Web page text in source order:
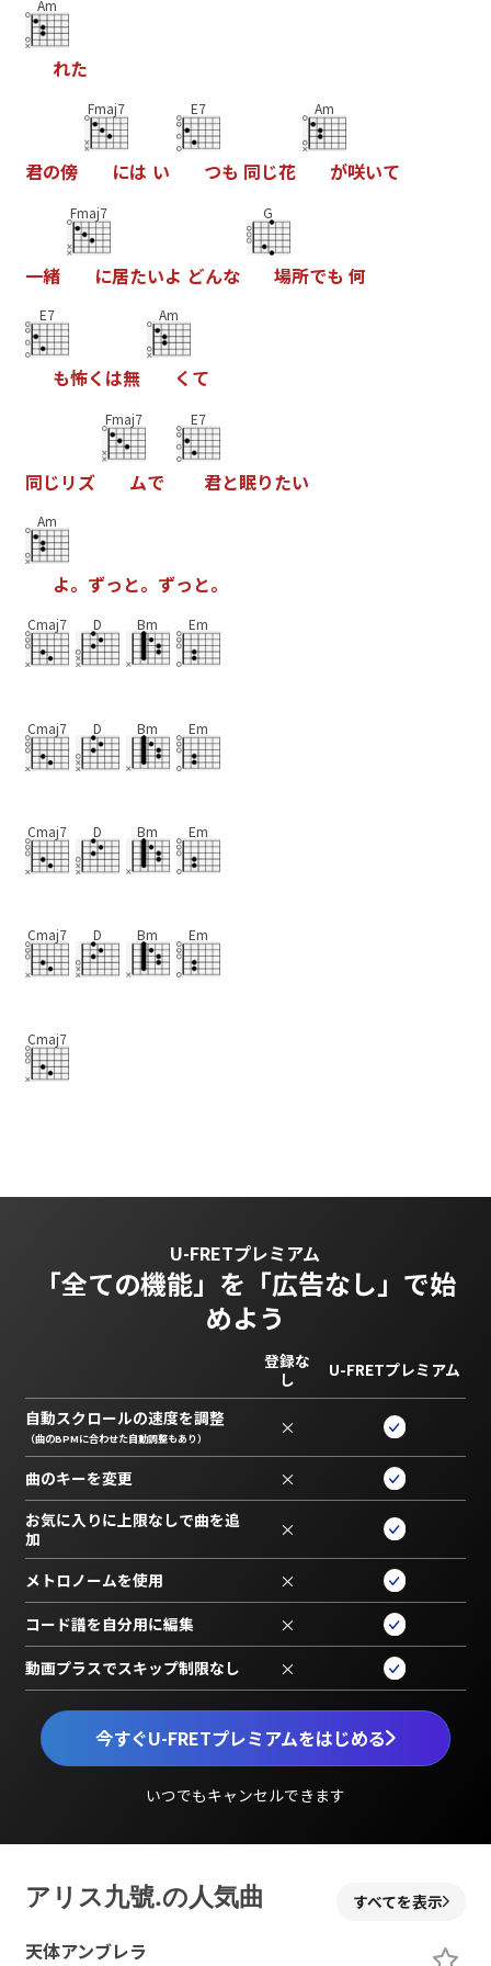
Am
れた
君の傍
Fmaj7
には い
E7
つも 同じ花
Am
が咲いて
一緒
Fmaj7
に居たいよ どんな
G
場所でも 何
E7
も怖く は無
Am
く て
同じ リ ズ
Fmaj7
ムで
E7
君と眠りたい
Am
よ。 ずっ と。 ずっ と。
Cmaj7 D Bm Em
Cmaj7 D Bm Em
Cmaj7 D Bm Em
Cmaj7 D Bm Em
Cmaj7
U-FRETプレミアム
「全ての機能」を 「広告なし」で始
めよう
今すぐU-FRETプレミアムをはじめる
いつでもキャンセルできます
登録な
し
U-FRETプレミアム
自動スクロールの速度を調整
（曲のBPMに合わせた自動調整もあり） ×
曲のキーを変更 ×
お気に入りに上限なしで曲を追
加
×
メトロノームを使用 ×
コード譜を自分用に編集 ×
動画プラスでスキップ制限なし ×
アリス九號.の人気曲 すべてを表示
天体アンブレラ